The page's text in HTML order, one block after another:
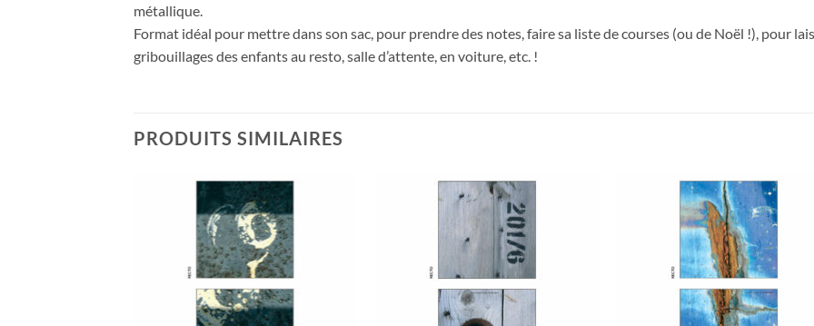
métallique.
Format idéal pour mettre dans son sac, pour prendre des notes, faire sa liste de courses (ou de Noël !), pour
gribouillages des enfants au resto, salle d’attente, en voiture, etc. !
PRODUITS SIMILAIRES